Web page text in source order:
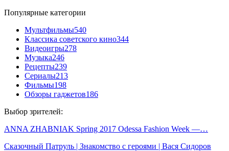
Популярные категории
Мультфильмы540
Классика советского кино344
Видеоигры278
Музыка246
Рецепты239
Сериалы213
Фильмы198
Обзоры гаджетов186
Выбор зрителей:
ANNA ZHABNIAK Spring 2017 Odessa Fashion Week —…
Сказочный Патруль | Знакомство с героями | Вася Сидоров